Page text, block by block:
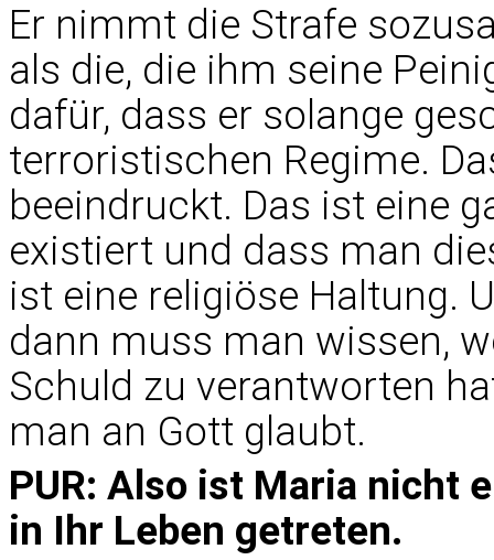
Er nimmt die Strafe
als die, die ihm seine
dafür, dass er solange
terroristischen Regime.
beeindruckt. Das ist eine
existiert und dass man
ist eine religiöse Haltung.
dann muss man wissen,
Schuld zu verantworten
man an Gott glaubt.
PUR: Also ist Maria nicht
in Ihr Leben getreten.